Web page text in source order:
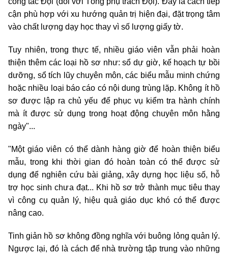
cận phù hợp với xu hướng quản trị hiện đại, đặt trọng tâm
vào chất lượng dạy học thay vì số lượng giấy tờ.
Tuy nhiên, trong thực tế, nhiều giáo viên vẫn phải hoàn
thiện thêm các loại hồ sơ như: sổ dự giờ, kế hoạch tự bồi
dưỡng, sổ tích lũy chuyên môn, các biểu mẫu minh chứng
hoặc nhiều loại báo cáo có nội dung trùng lặp. Không ít hồ
sơ được lập ra chủ yếu để phục vụ kiểm tra hành chính
mà ít được sử dụng trong hoạt động chuyên môn hằng
ngày"...
"Một giáo viên có thể dành hàng giờ để hoàn thiện biểu
mẫu, trong khi thời gian đó hoàn toàn có thể được sử
dụng để nghiên cứu bài giảng, xây dựng học liệu số, hỗ
trợ học sinh chưa đạt... Khi hồ sơ trở thành mục tiêu thay
vì công cụ quản lý, hiệu quả giáo dục khó có thể được
nâng cao.
Tinh giản hồ sơ không đồng nghĩa với buông lỏng quản lý.
Ngược lại, đó là cách để nhà trường tập trung vào những